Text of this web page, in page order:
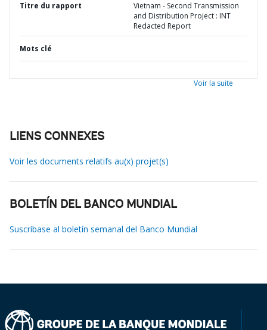
Titre du rapport
Vietnam - Second Transmission
and Distribution Project : INT
Redacted Report
Mots clé
Voir la suite
LIENS CONNEXES
Voir les documents relatifs au(x) projet(s)
BOLETÍN DEL BANCO MUNDIAL
Suscríbase al boletín semanal del Banco Mundial